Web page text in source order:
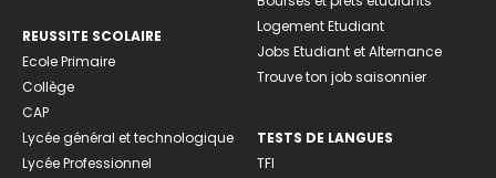
REUSSITE SCOLAIRE
Ecole Primaire
Collège
CAP
Lycée général et technologique
Lycée Professionnel
Logement Etudiant
Jobs Etudiant et Alternance
Trouve ton job saisonnier
TESTS DE LANGUES
TFI